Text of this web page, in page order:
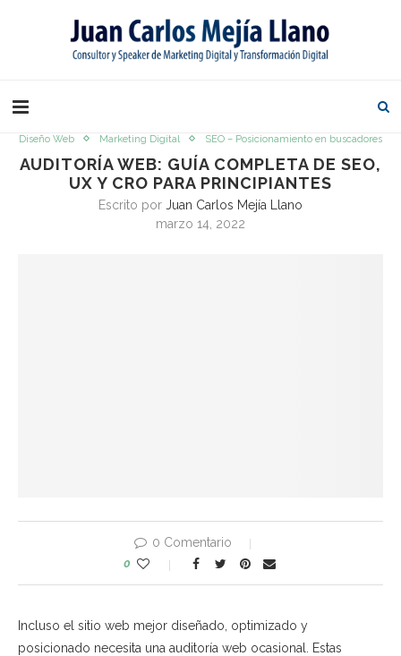
Diseño Web Marketing Digital SEO – Posicionamiento en buscadores
AUDITORÍA WEB: GUÍA COMPLETA DE SEO,
UX Y CRO PARA PRINCIPIANTES
Escrito por Juan Carlos Mejía Llano
marzo 14, 2022
0 Comentario
0
Incluso el sitio web mejor diseñado, optimizado y
posicionado necesita una auditoría web ocasional. Estas